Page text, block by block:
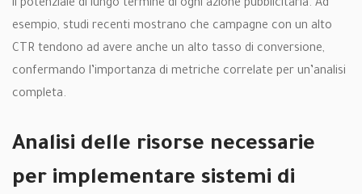
il potenziale di lungo termine di ogni azione pubblicitaria. Ad
esempio, studi recenti mostrano che campagne con un alto
CTR tendono ad avere anche un alto tasso di conversione,
confermando l’importanza di metriche correlate per un’analisi
completa.
Analisi delle risorse necessarie
per implementare sistemi di